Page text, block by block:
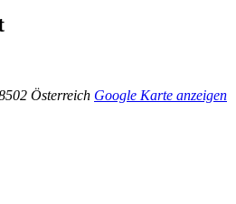
Österreich Google Karte anzeigen